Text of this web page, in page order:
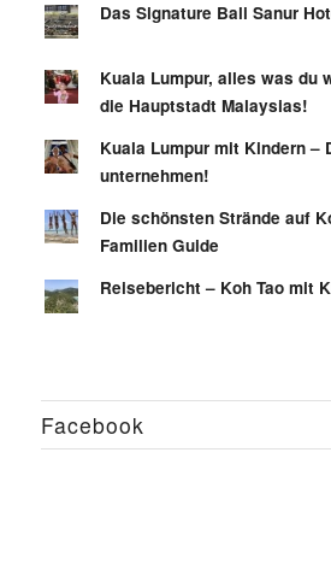
Das Signature Bali Sanur
Kuala Lumpur, alles was du
die Hauptstadt Malaysias!
Kuala Lumpur mit Kindern –
unternehmen!
Die schönsten Strände auf
Familien Guide
Reisebericht – Koh Tao mit
Facebook